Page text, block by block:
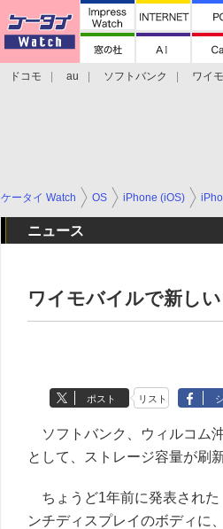
ドコモ au ソフトバンク ワイ
ケータイ Watch OS iPhone (iOS)
ニュース
ワイモバイルで新し
ポスト リスト
ソフトバンク、ウィルコム
として、ストレージ容量が刷
ちょうど1年前に発表された
ンチディスプレイのボディに